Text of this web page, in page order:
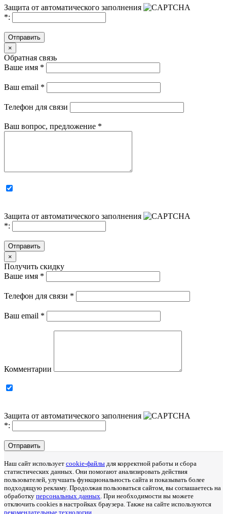
Защита от автоматического заполнения
*:
Отправить
×
Обратная связь
Ваше имя *
Ваш email *
Телефон для связи
Ваш вопрос, предложение *
Защита от автоматического заполнения
*:
Отправить
×
Получить скидку
Ваше имя *
Телефон для связи *
Ваш email *
Комментарии
Защита от автоматического заполнения
*:
Отправить
Наш сайт использует cookie-файлы для корректной работы и сбора
статистических данных. Они помогают анализировать действия
пользователей, улучшать функциональность сайта и показывать более
подходящую рекламу. Продолжая пользоваться сайтом, вы соглашаетесь на
обработку персональных данных. При необходимости вы можете
отключить cookies в настройках браузера. Также на сайте используются
рекомендательные технологии